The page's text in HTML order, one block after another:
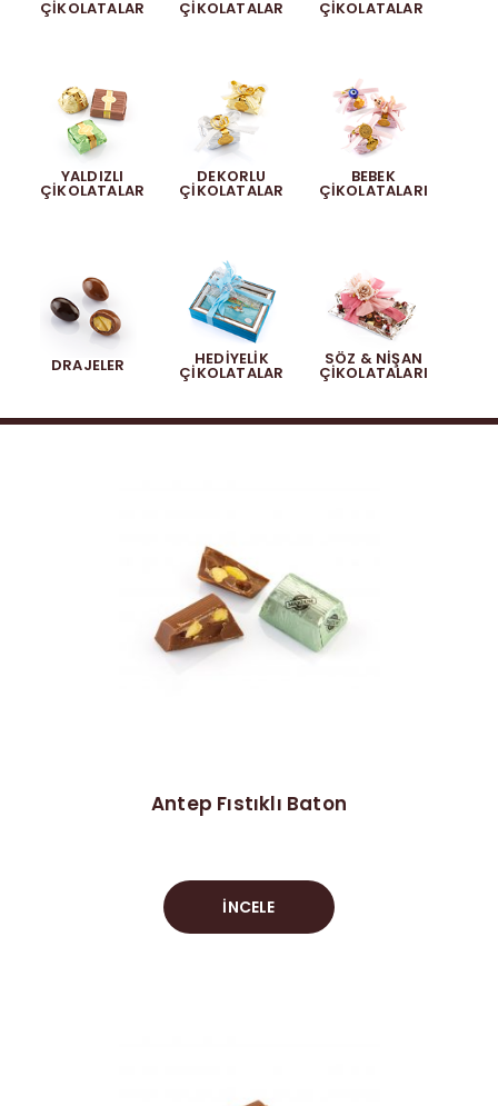
Akide Şekeri
ÇIKOLATALAR ÇIKOLATALAR ÇIKOLATALAR
YALDIZLI
ÇIKOLATALAR
DEKORLU
ÇIKOLATALAR
BEBEK
ÇIKOLATALARI
DRAJELER HEDIYELIK
ÇIKOLATALAR
SÖZ & NIŞAN
ÇIKOLATALARI
Antep Fıstıklı Baton
İNCELE